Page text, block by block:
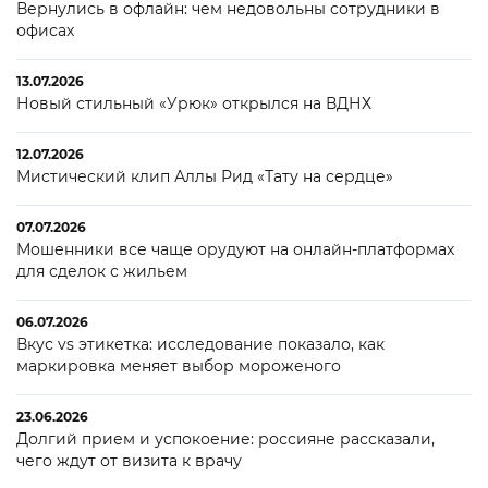
Вернулись в офлайн: чем недовольны сотрудники в
офисах
13.07.2026
Новый стильный «Урюк» открылся на ВДНХ
12.07.2026
Мистический клип Аллы Рид «Тату на сердце»
07.07.2026
Мошенники все чаще орудуют на онлайн-платформах
для сделок с жильем
06.07.2026
Вкус vs этикетка: исследование показало, как
маркировка меняет выбор мороженого
23.06.2026
Долгий прием и успокоение: россияне рассказали,
чего ждут от визита к врачу